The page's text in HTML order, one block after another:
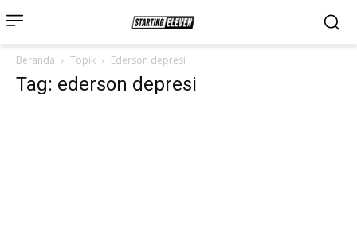
Beranda Topik Ederson depresi
Tag: ederson depresi